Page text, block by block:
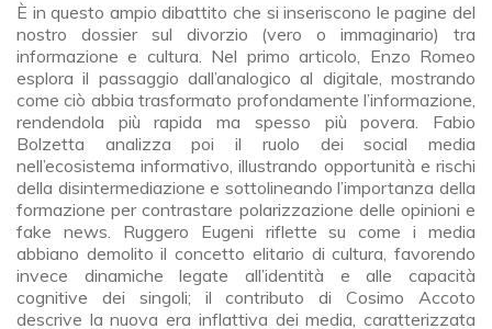
È in questo ampio dibattito che si inseriscono le pagine del
nostro dossier sul divorzio (vero o immaginario) tra
informazione e cultura. Nel primo articolo, Enzo Romeo
esplora il passaggio dall’analogico al digitale, mostrando
come ciò abbia trasformato profondamente l’informazione,
rendendola più rapida ma spesso più povera. Fabio
Bolzetta analizza poi il ruolo dei social media
nell’ecosistema informativo, illustrando opportunità e rischi
della disintermediazione e sottolineando l’importanza della
formazione per contrastare polarizzazione delle opinioni e
fake news. Ruggero Eugeni riflette su come i media
abbiano demolito il concetto elitario di cultura, favorendo
invece dinamiche legate all’identità e alle capacità
cognitive dei singoli; il contributo di Cosimo Accoto
descrive la nuova era inflattiva dei media, caratterizzata